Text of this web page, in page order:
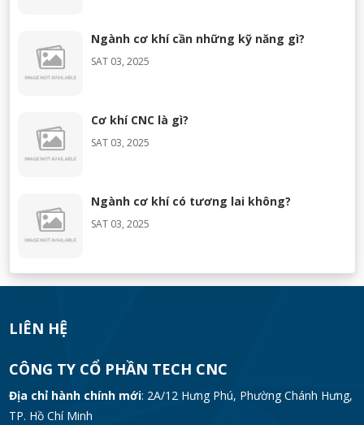
Ngành cơ khí cần những kỹ năng gì?
SAT 03, 2025
Cơ khí CNC là gì?
SAT 03, 2025
Ngành cơ khí có tương lai không?
SAT 03, 2025
Đơn vị có nhận gia công theo yêu cầu riêng
Thời gian sản xuất và bàn giao sản phẩm là
bao lâu?
SAT 03, 2025
LIÊN HỆ
CÔNG TY CỔ PHẦN TECH CNC
Địa chỉ hành chính mới: 2A/12 Hưng Phú, Phường Chánh Hưng,
TP. Hồ Chí Minh